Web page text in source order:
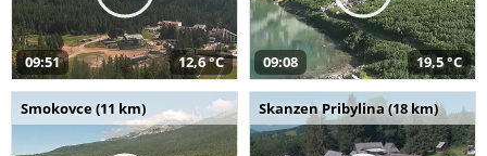
09:51 12,6 °C 09:08 19,5 °C
Smokovce (11 km) Skanzen Pribylina (18 km)